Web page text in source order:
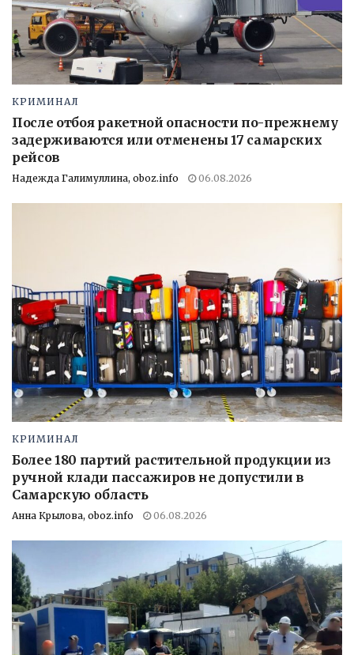
КРИМИНАЛ
После отбоя ракетной опасности по-прежнему
задерживаются или отменены 17 самарских
рейсов
Надежда Галимуллина, oboz.info 06.08.2026
КРИМИНАЛ
Более 180 партий растительной продукции из
ручной клади пассажиров не допустили в
Самарскую область
Анна Крылова, oboz.info 06.08.2026